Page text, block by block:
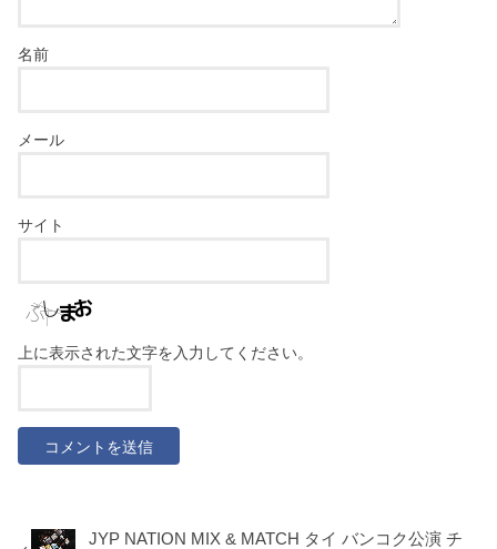
名前
メール
サイト
上に表示された文字を入力してください。
JYP NATION MIX & MATCH タイ バンコク公演 チ